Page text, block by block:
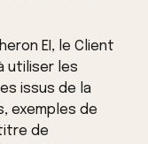
EI, le Client
utiliser les
issus de la
exemples de
de